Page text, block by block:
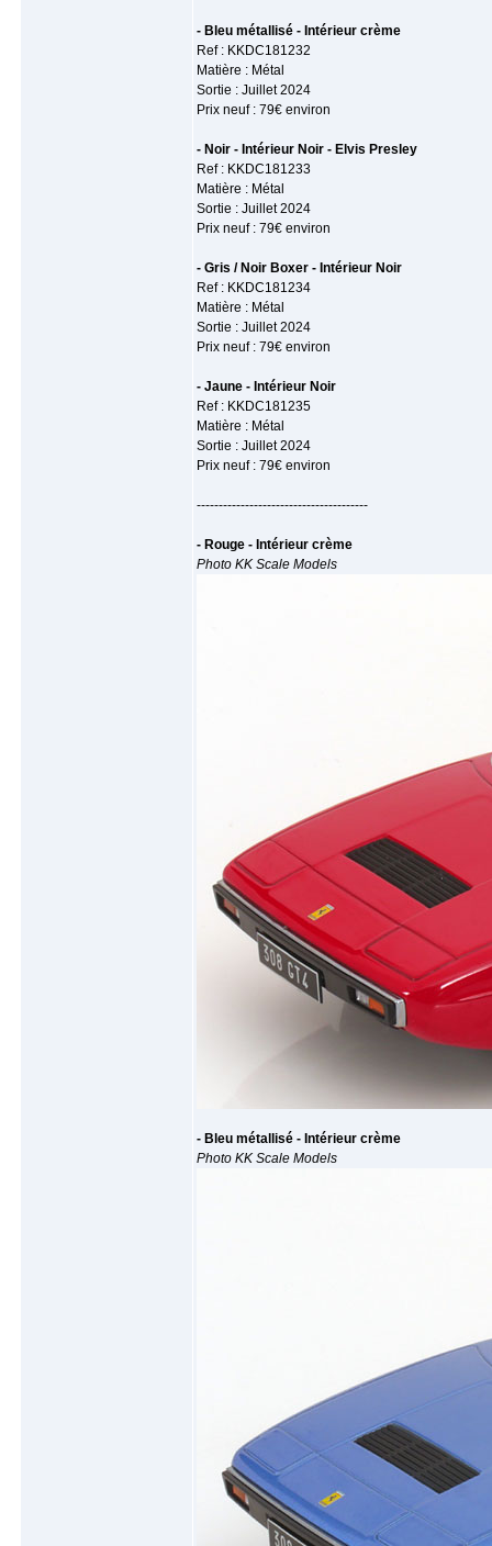
- Bleu métallisé - Intérieur crème
Ref : KKDC181232
Matière : Métal
Sortie : Juillet 2024
Prix neuf : 79€ environ
- Noir - Intérieur Noir - Elvis Presley
Ref : KKDC181233
Matière : Métal
Sortie : Juillet 2024
Prix neuf : 79€ environ
- Gris / Noir Boxer - Intérieur Noir
Ref : KKDC181234
Matière : Métal
Sortie : Juillet 2024
Prix neuf : 79€ environ
- Jaune - Intérieur Noir
Ref : KKDC181235
Matière : Métal
Sortie : Juillet 2024
Prix neuf : 79€ environ
---------------------------------------
- Rouge - Intérieur crème
Photo KK Scale Models
- Bleu métallisé - Intérieur crème
Photo KK Scale Models